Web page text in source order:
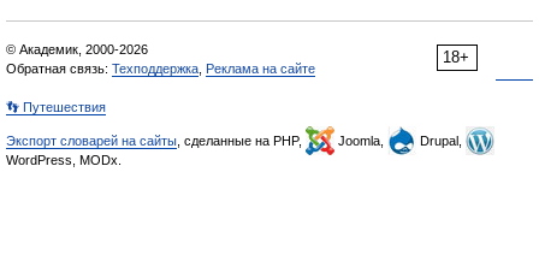
18+
© Академик, 2000-2026
Обратная связь: Техподдержка Реклама на сайте
👣 Путешествия
Экспорт словарей на сайты , сделанные на PHP, Joomla,
Drupal,
WordPress, MODx.